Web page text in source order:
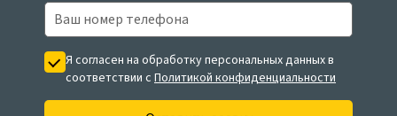
Я согласен на обработку персональных данных в
соответствии с Политикой конфиденциальности